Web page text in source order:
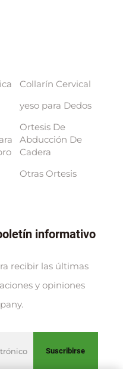
Collarín Cervical
yeso para Dedos
Ortesis De
Abducción De
Cadera
Otras Ortesis
informativo
recibir las últimas
y opiniones
Suscribirse